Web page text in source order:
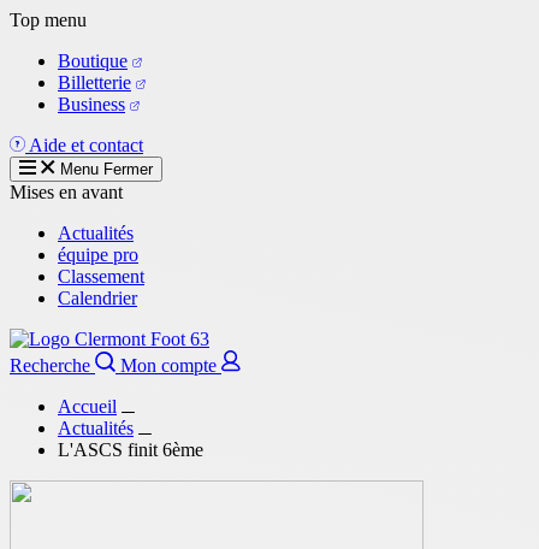
Aller
contenu
principal
Top menu
Boutique
Billetterie
Business
Aide et contact
Menu Fermer
Mises en avant
Actualités
équipe pro
Classement
Calendrier
Recherche
Mon compte
Accueil
Actualités
L'ASCS finit 6ème